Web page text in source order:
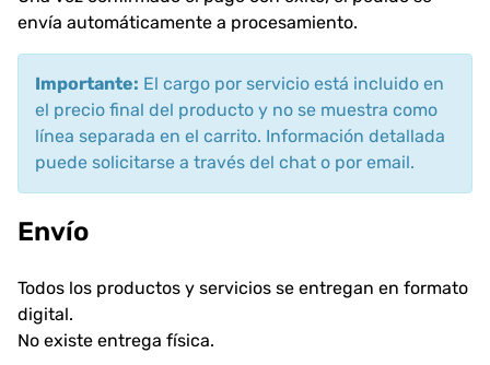
envía automáticamente a procesamiento.
Importante: El cargo por servicio está incluido en
el precio final del producto y no se muestra como
línea separada en el carrito. Información detallada
puede solicitarse a través del chat o por email.
Envío
Todos los productos y servicios se entregan en formato
digital.
No existe entrega física.